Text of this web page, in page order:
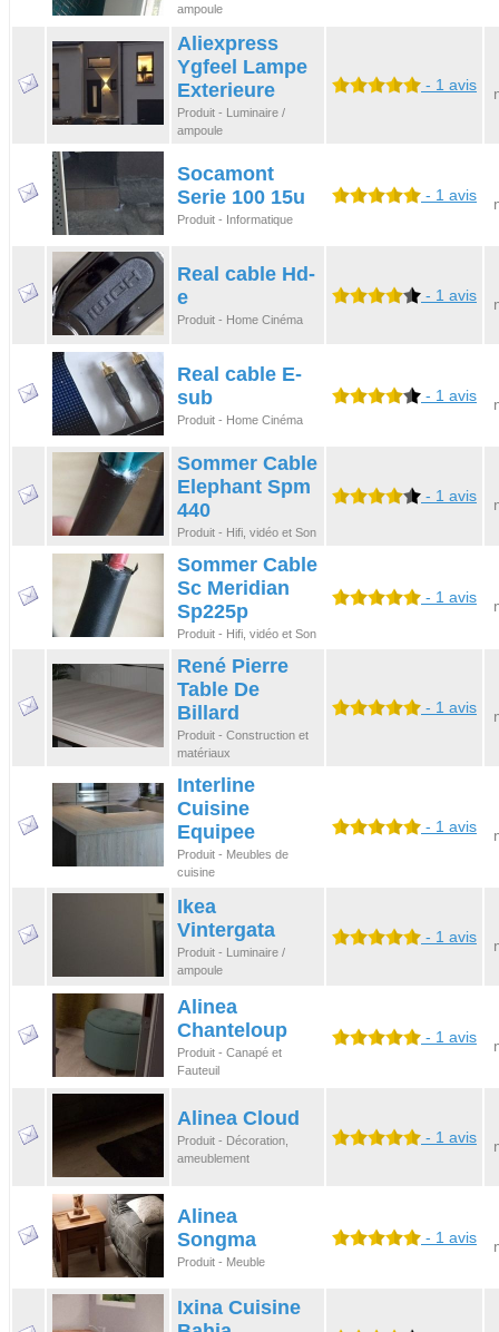
ampoule
Aliexpress
Ygfeel Lampe
Exterieure
Produit - Luminaire /
ampoule
- 1 avis
Socamont
Serie 100 15u
Produit - Informatique
- 1 avis
Real cable Hd-
e
Produit - Home Cinéma
- 1 avis
Real cable E-
sub
Produit - Home Cinéma
- 1 avis
Sommer Cable
Elephant Spm
440
Produit - Hifi, vidéo et Son
- 1 avis
Sommer Cable
Sc Meridian
Sp225p
Produit - Hifi, vidéo et Son
- 1 avis
René Pierre
Table De
Billard
Produit - Construction et
matériaux
- 1 avis
Interline
Cuisine
Equipee
Produit - Meubles de
cuisine
- 1 avis
Ikea
Vintergata
Produit - Luminaire /
ampoule
- 1 avis
Alinea
Chanteloup
Produit - Canapé et
Fauteuil
- 1 avis
Alinea Cloud
Produit - Décoration,
ameublement
- 1 avis
Alinea
Songma
Produit - Meuble
- 1 avis
Ixina Cuisine